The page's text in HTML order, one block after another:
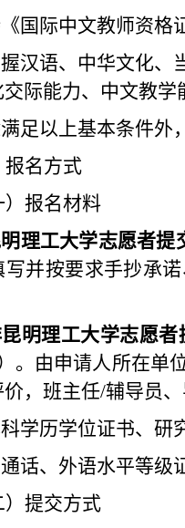
国际中文教师资格
汉语、中华文化、
际能力、 中文教学
足以上基本条件外
报名方式
）报名材料
理工大学志愿者提
写并按要求手抄承
昆明理工大学志愿者
。由申请人所在单
， 班主任/辅导员
学历学位证书、研
话、外语水平等级
）提交方式